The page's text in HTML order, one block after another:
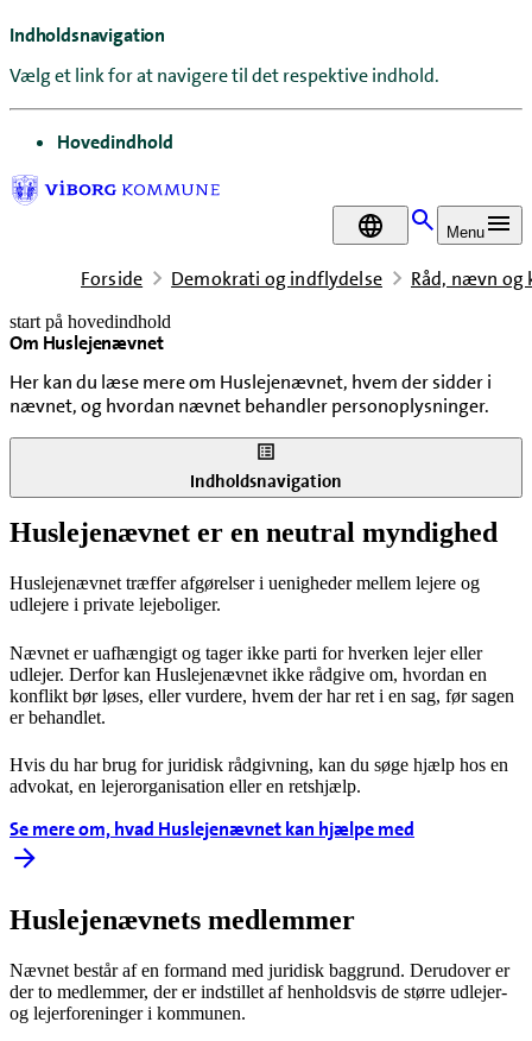
Indholdsnavigation
Vælg et link for at navigere til det respektive indhold.
gå til
Hovedindhold
DA Menu
Forside Demokrati og indflydelse Råd, nævn og
start på hovedindhold
Om Huslejenævnet
Her kan du læse mere om Huslejenævnet, hvem der sidder i
nævnet, og hvordan nævnet behandler personoplysninger.
senest opdateret 8. juni 2026
Indholdsnavigation
Huslejenævnet er en neutral myndighed
Huslejenævnet træffer afgørelser i uenigheder mellem lejere og
udlejere i private lejeboliger.
Nævnet er uafhængigt og tager ikke parti for hverken lejer eller
udlejer. Derfor kan Huslejenævnet ikke rådgive om, hvordan en
konflikt bør løses, eller vurdere, hvem der har ret i en sag, før sagen
er behandlet.
Hvis du har brug for juridisk rådgivning, kan du søge hjælp hos en
advokat, en lejerorganisation eller en retshjælp.
Se mere om, hvad Huslejenævnet kan hjælpe med
Huslejenævnets medlemmer
Nævnet består af en formand med juridisk baggrund. Derudover er
der to medlemmer, der er indstillet af henholdsvis de større udlejer-
og lejerforeninger i kommunen.